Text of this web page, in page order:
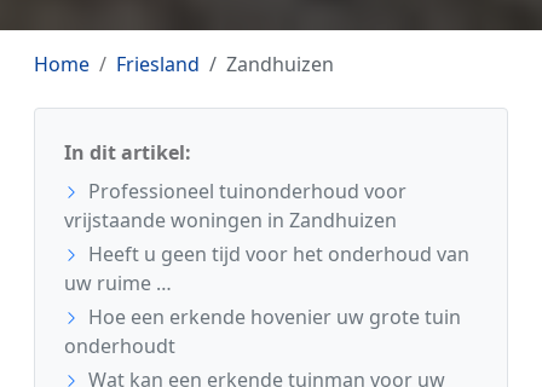
Home Friesland Zandhuizen
In dit artikel:
Professioneel tuinonderhoud voor
vrijstaande woningen in Zandhuizen
Heeft u geen tijd voor het onderhoud van
uw ruime …
Hoe een erkende hovenier uw grote tuin
onderhoudt
Wat kan een erkende tuinman voor uw